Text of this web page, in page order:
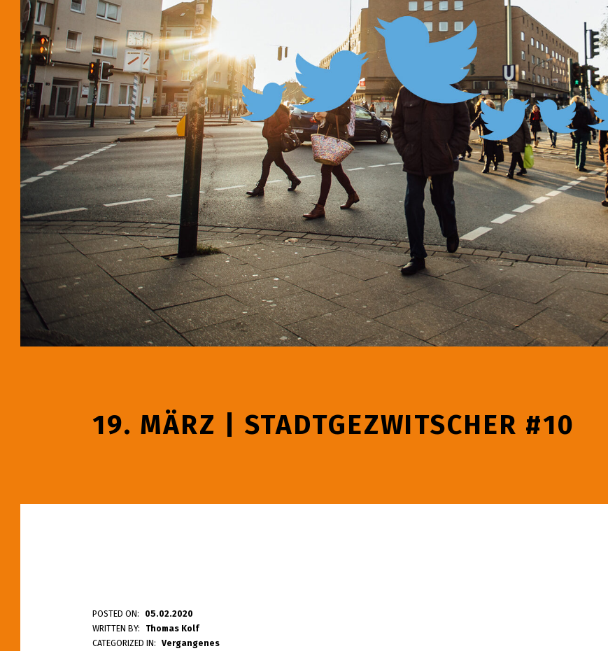
19. MÄRZ | STADTGEZWITSCHER #10
1
POSTED ON:
05.02.2020
WRITTEN BY:
Thomas Kolf
CATEGORIZED IN: Vergangenes